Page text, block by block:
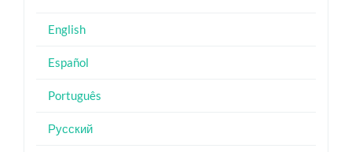
English
Español
Português
Русский